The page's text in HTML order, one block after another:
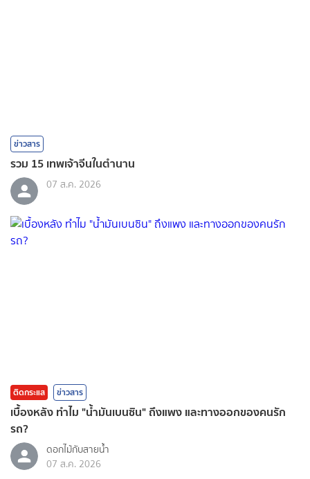
ข่าวสาร
รวม 15 เทพเจ้าจีนในตำนาน
07 ส.ค. 2026
ติดกระแส ข่าวสาร
เบื้องหลัง ทำไม "น้ำมันเบนซิน" ถึงแพง และทางออกของคนรัก
รถ?
ดอกไม้กับสายน้ำ
07 ส.ค. 2026